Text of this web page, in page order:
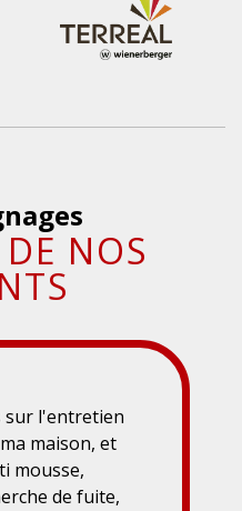
NOS
sur l'entretien
maison, et
mousse,
de fuite,